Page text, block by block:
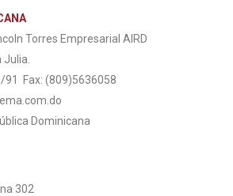
Torres Empresarial AIRD
Julia.
91
Fax: (809)5636058
Dominicana
302